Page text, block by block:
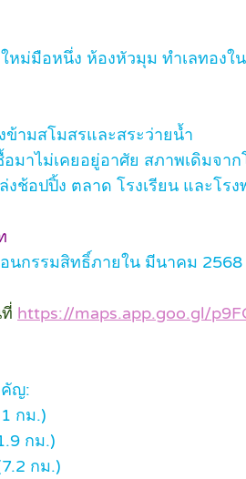
หม่มือหนึ่ง ห้องหัวมุม ทำเลทอง
ามสโมสรและสระว่ายน้ำ
มาไม่เคยอยู่อาศัย สภาพเดิมจาก
งช้อปปิ้ง ตลาด โรงเรียน และโรง
อนกรรมสิทธิ์ภายใน มีนาคม
https://maps.app.goo.gl/
คัญ:
กม.)
กม.)
กม.)